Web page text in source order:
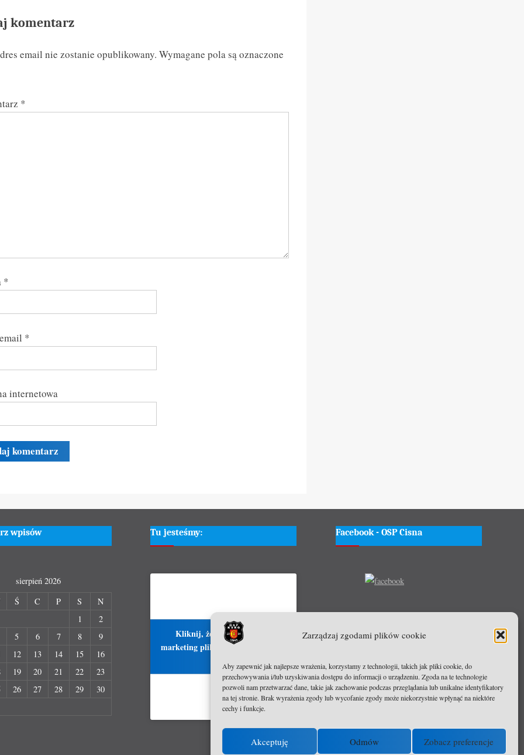
Zarządzaj zgodami plików cookie
Aby zapewnić jak najlepsze wrażenia, korzystamy z technologii, takich jak pliki cookie, do
przechowywania i/lub uzyskiwania dostępu do informacji o urządzeniu. Zgoda na te technologie
pozwoli nam przetwarzać dane, takie jak zachowanie podczas przeglądania lub unikalne identyfikatory
na tej stronie. Brak wyrażenia zgody lub wycofanie zgody może niekorzystnie wpłynąć na niektóre
cechy i funkcje.
Akceptuję Odmów Zobacz preferencje
o
:
komentarz
email nie zostanie opublikowany. Wymagane pola są oznaczone
*
*
*
internetowa
wpisów
sierpień 2026
Ś C P S
N
1
2
5 6 7 8
9
12 13 14 15
16
19 20 21 22
23
26 27 28 29
30
Tu jesteśmy:
Kliknij, żeby zaakceptować
marketing pliki cookies i włączyć tę
Facebook - OSP Cisna